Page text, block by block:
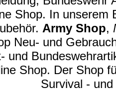
Shop. In
Army Shop,
Neu- und
und
Shop. Der Shop
Survival -